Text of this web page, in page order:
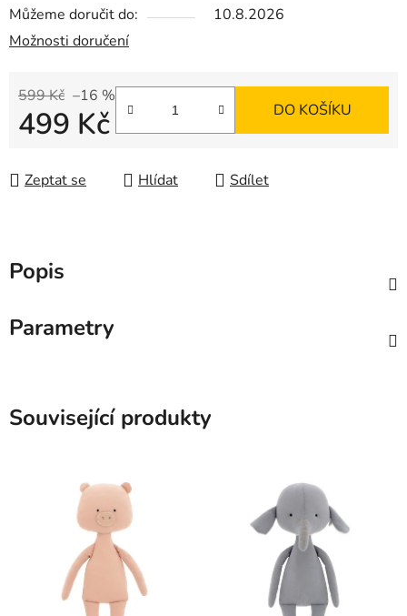
Můžeme doručit do:
10.8.2026
Možnosti doručení
599 Kč –16 %
499 Kč DO KOŠÍKU
Zeptat se Hlídat Sdílet
Popis
Parametry
Související produkty